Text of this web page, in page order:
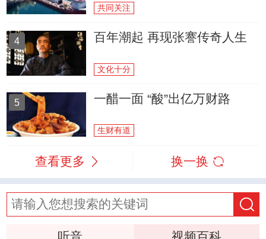
共同关注
4 百年潮起 再现张謇传奇人生
文化十分
5 一醋一面 “酸”出亿万财路
生财有道
查看更多 换一换